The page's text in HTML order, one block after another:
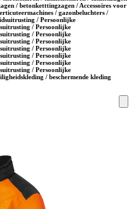
/ betonketttingzagen / Accessoires voor
/ gazonbeluchters /
/ Persoonlijke
/ Persoonlijke
/ Persoonlijke
/ Persoonlijke
/ Persoonlijke
/ Persoonlijke
/ Persoonlijke
/ Persoonlijke
/ beschermende kleding